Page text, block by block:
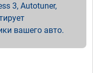
3, Autotuner,
вашего авто.